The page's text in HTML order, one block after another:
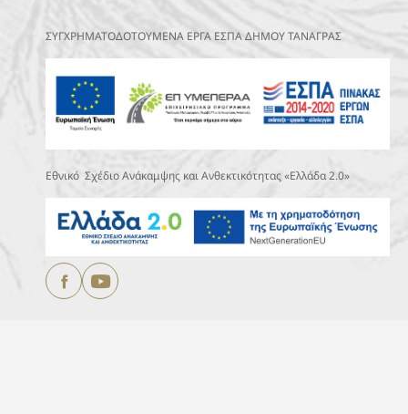
ΣΥΓΧΡΗΜΑΤΟΔΟΤΟΥΜΕΝΑ ΕΡΓΑ ΕΣΠΑ ΔΗΜΟΥ ΤΑΝΑΓΡΑΣ
Εθνικό Σχέδιο Ανάκαμψης και Ανθεκτικότητας «Ελλάδα 2.0»